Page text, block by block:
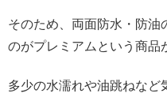
そのため、両面防水・防油
のがプレミアムという商品
多少の水濡れや油跳ねなど